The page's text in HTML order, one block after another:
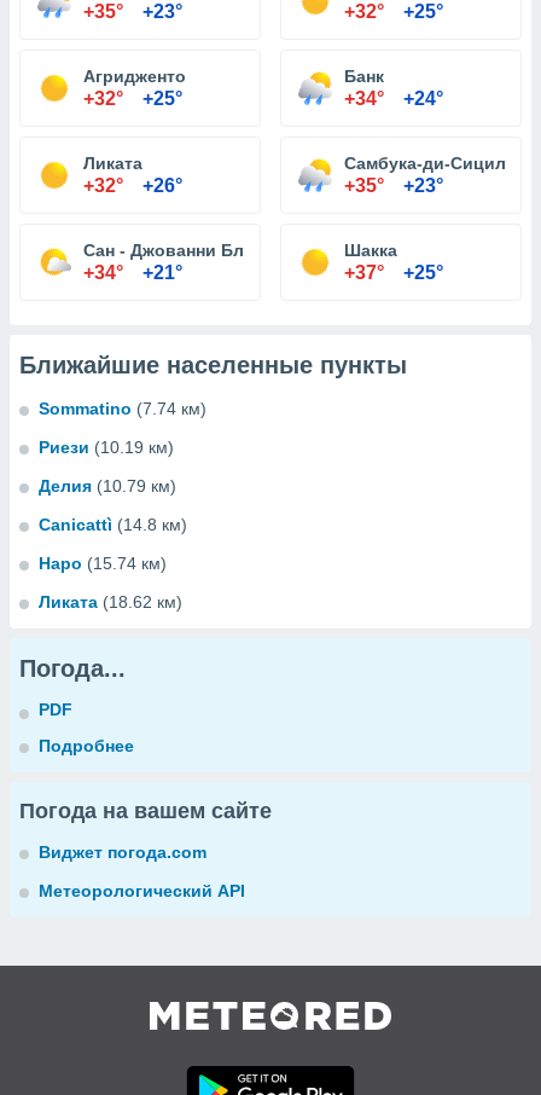
+35° +23° +32° +25°
Агридженто
+32° +25°
Банк
+34° +24°
Ликата
+32° +26°
Самбука-ди-Сицилия
+35° +23°
Сан - Джованни Близнецы
+34° +21°
Шакка
+37° +25°
Ближайшие населенные пункты
Sommatino (7.74 км)
Риези (10.19 км)
Делия (10.79 км)
Canicattì (14.8 км)
Наро (15.74 км)
Ликата (18.62 км)
Погода...
PDF
Подробнее
Погода на вашем сайте
Виджет погода.com
Метеорологический API